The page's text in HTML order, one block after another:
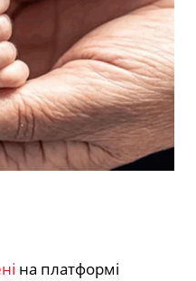
на платформі